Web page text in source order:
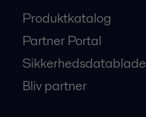
Produktkatalog
Partner Portal
Sikkerhedsdatablade
Bliv partner